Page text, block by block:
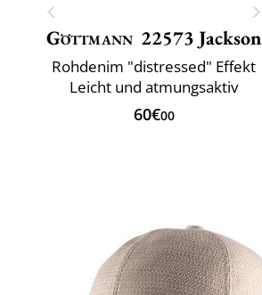
Göttmann 22573 Jackson
Rohdenim "distressed" Effekt
Leicht und atmungsaktiv
60€00